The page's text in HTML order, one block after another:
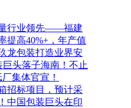
行业领先——福建
提高40%+，年产值
龙包装打造业界安
头落子海南！不止
集体官宣！
招标项目，预计采
中国包装巨头在印